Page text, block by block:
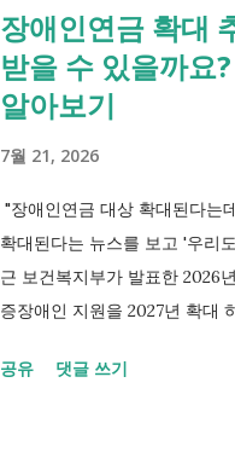
장애인연금 확대
받을 수 있을까요
알아보기
7월 21, 2026
"장애인연금 대상 확대된다는
확대된다는 뉴스를 보고 '우리
근 보건복지부가 발표한 2026
증장애인 지원을 2027년 확대
포함되면서 많은 분들이 관심
공유 댓글 쓰기